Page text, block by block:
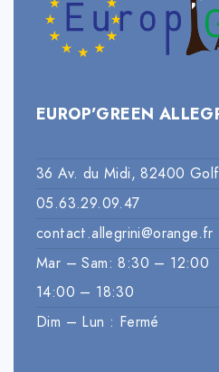
EUROP’GREEN
36 Av. du Midi, 82400
05.63.29.09.47
contact.allegrini@orange.fr
Mar – Sam: 8:30 – 12:00
14:00 – 18:30
Dim – Lun : Fermé